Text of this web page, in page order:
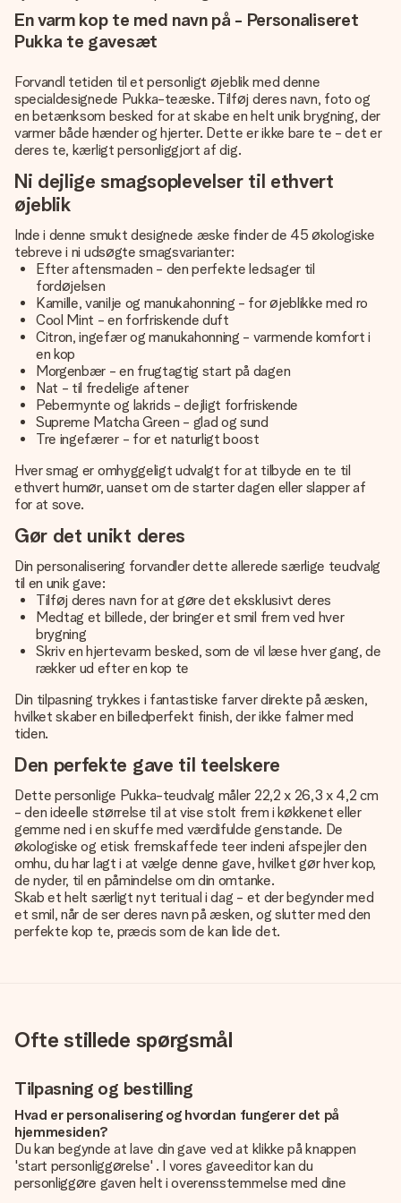
En varm kop te med navn på - Personaliseret
Pukka te gavesæt
Forvandl tetiden til et personligt øjeblik med denne
specialdesignede Pukka-teæske. Tilføj deres navn, foto og
en betænksom besked for at skabe en helt unik brygning, der
varmer både hænder og hjerter. Dette er ikke bare te - det er
deres te, kærligt personliggjort af dig.
Ni dejlige smagsoplevelser til ethvert
øjeblik
Inde i denne smukt designede æske finder de 45 økologiske
tebreve i ni udsøgte smagsvarianter:
Efter aftensmaden - den perfekte ledsager til
fordøjelsen
Kamille, vanilje og manukahonning - for øjeblikke med ro
Cool Mint - en forfriskende duft
Citron, ingefær og manukahonning - varmende komfort i
en kop
Morgenbær - en frugtagtig start på dagen
Nat - til fredelige aftener
Pebermynte og lakrids - dejligt forfriskende
Supreme Matcha Green - glad og sund
Tre ingefærer - for et naturligt boost
Hver smag er omhyggeligt udvalgt for at tilbyde en te til
ethvert humør, uanset om de starter dagen eller slapper af
for at sove.
Gør det unikt deres
Din personalisering forvandler dette allerede særlige teudvalg
til en unik gave:
Tilføj deres navn for at gøre det eksklusivt deres
Medtag et billede, der bringer et smil frem ved hver
brygning
Skriv en hjertevarm besked, som de vil læse hver gang, de
rækker ud efter en kop te
Din tilpasning trykkes i fantastiske farver direkte på æsken,
hvilket skaber en billedperfekt finish, der ikke falmer med
tiden.
Den perfekte gave til teelskere
Dette personlige Pukka-teudvalg måler 22,2 x 26,3 x 4,2 cm
- den ideelle størrelse til at vise stolt frem i køkkenet eller
gemme ned i en skuffe med værdifulde genstande. De
økologiske og etisk fremskaffede teer indeni afspejler den
omhu, du har lagt i at vælge denne gave, hvilket gør hver kop,
de nyder, til en påmindelse om din omtanke.
Skab et helt særligt nyt teritual i dag - et der begynder med
et smil, når de ser deres navn på æsken, og slutter med den
perfekte kop te, præcis som de kan lide det.
Ofte stillede spørgsmål
Tilpasning og bestilling
Hvad er personalisering og hvordan fungerer det på
hjemmesiden?
Du kan begynde at lave din gave ved at klikke på knappen
'start personliggørelse' . I vores gaveeditor kan du
personliggøre gaven helt i overensstemmelse med dine